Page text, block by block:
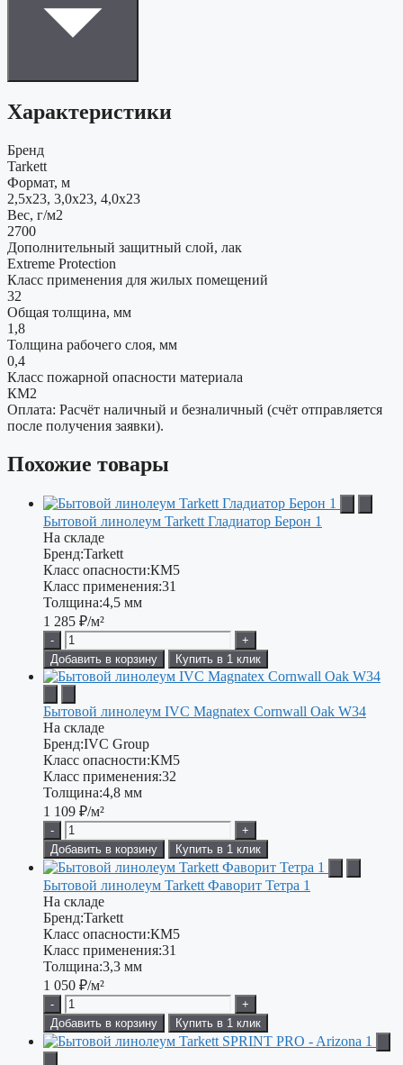
Характеристики
Бренд
Tarkett
Формат, м
2,5x23, 3,0x23, 4,0x23
Вес, г/м2
2700
Дополнительный защитный слой, лак
Extreme Protection
Класс применения для жилых помещений
32
Общая толщина, мм
1,8
Толщина рабочего слоя, мм
0,4
Класс пожарной опасности материала
КМ2
Оплата: Расчёт наличный и безналичный (счёт отправляется
после получения заявки).
Похожие товары
Бытовой линолеум Tarkett Гладиатор Берон 1
На складе
Бренд:Tarkett
Класс опасности:КМ5
Класс применения:31
Толщина:4,5 мм
1 285 ₽/м²
-
+
Добавить в корзину
Купить в 1 клик
Бытовой линолеум IVC Magnatex Cornwall Oak W34
На складе
Бренд:IVC Group
Класс опасности:КМ5
Класс применения:32
Толщина:4,8 мм
1 109 ₽/м²
-
+
Добавить в корзину
Купить в 1 клик
Бытовой линолеум Tarkett Фаворит Тетра 1
На складе
Бренд:Tarkett
Класс опасности:КМ5
Класс применения:31
Толщина:3,3 мм
1 050 ₽/м²
-
+
Добавить в корзину
Купить в 1 клик